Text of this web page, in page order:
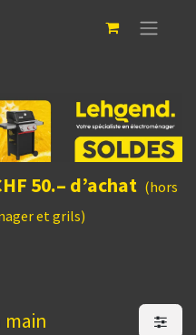
50.– d’achat (hors
et grils)
main